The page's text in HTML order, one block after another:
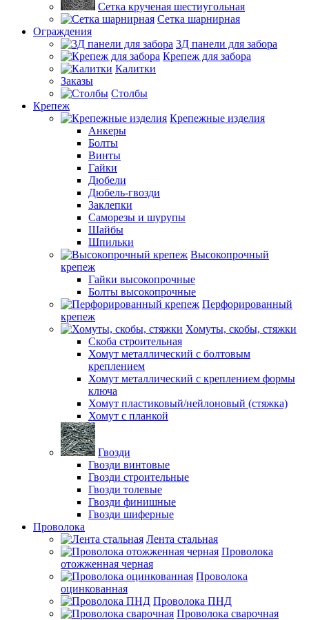
Сетка крученая шестиугольная
Сетка шарнирная
Ограждения
3Д панели для забора
Крепеж для забора
Калитки
Заказы
Столбы
Крепеж
Крепежные изделия
Анкеры
Болты
Винты
Гайки
Дюбели
Дюбель-гвозди
Заклепки
Саморезы и шурупы
Шайбы
Шпильки
Высокопрочный
крепеж
Гайки высокопрочные
Болты высокопрочные
Перфорированный
крепеж
Хомуты, скобы, стяжки
Скоба строительная
Хомут металлический с болтовым
креплением
Хомут металлический с креплением формы
ключа
Хомут пластиковый/нейлоновый (стяжка)
Хомут с планкой
Гвозди
Гвозди винтовые
Гвозди строительные
Гвозди толевые
Гвозди финишные
Гвозди шиферные
Проволока
Лента стальная
Проволока
отожженная черная
Проволока
оцинкованная
Проволока ПНД
Проволока сварочная